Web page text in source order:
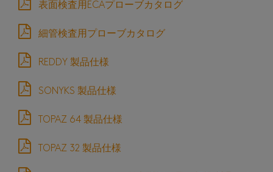
表面検査用ECAプローブカタログ
細管検査用プローブカタログ
REDDY 製品仕様
SONYKS 製品仕様
TOPAZ 64 製品仕様
TOPAZ 32 製品仕様